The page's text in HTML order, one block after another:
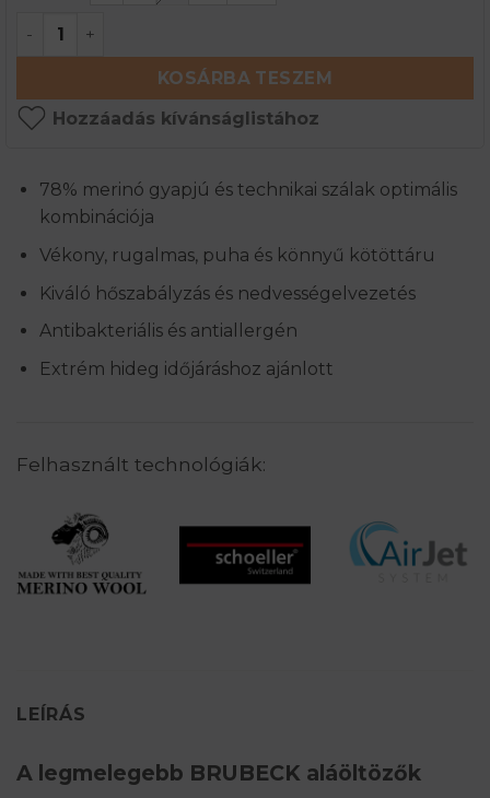
EXTREME MERINO Férfi merinó gyapjú
KOSÁRBA TESZEM
Hozzáadás kívánságlistához
78% merinó gyapjú és technikai szálak optimális
kombinációja
Vékony, rugalmas, puha és könnyű kötöttáru
Kiváló hőszabályzás és nedvességelvezetés
Antibakteriális és antiallergén
Extrém hideg időjáráshoz ajánlott
Felhasznált technológiák:
LEÍRÁS
A legmelegebb BRUBECK aláöltözők